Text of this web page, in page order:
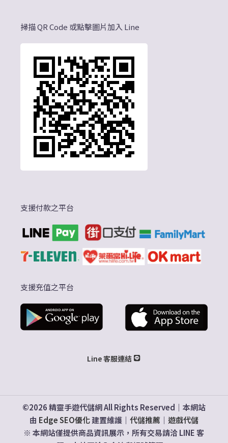
掃描 QR Code 或點擊圖片加入 Line
支援付款之平台
支援充值之平台
Line 客服連結
©2026 精靈手遊代儲網 All Rights Reserved｜本網站
由 Edge SEO優化建置維護｜ 代儲推薦｜ 遊戲代儲
※ 本網站僅提供商品資訊展示，所有交易請洽 LINE 客